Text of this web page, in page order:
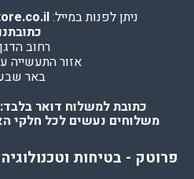
ניתן לפנות במייל:
רחוב הדגן
אזור התעשייה
באר
כתובת למשלוח דואר בלבד:
משלוחים נעשים לכל חלקי
פרוטק - בטיחות